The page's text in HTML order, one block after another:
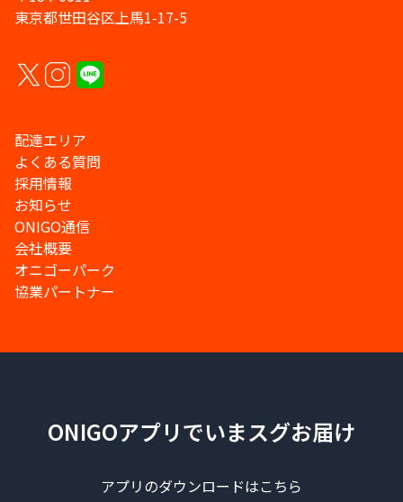
東京都世田谷区上馬1-17-5
配達エリア
よくある質問
採用情報
お知らせ
ONIGO通信
会社概要
オニゴーパーク
協業パートナー
ONIGOアプリでいまスグお届け
アプリのダウンロードはこちら